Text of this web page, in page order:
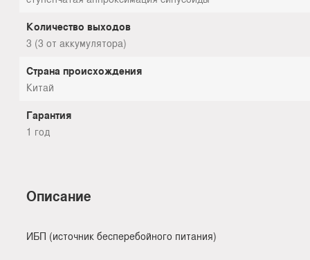
Количество выходов
3 (3 от аккумулятора)
Страна происхождения
Китай
Гарантия
1 год
Описание
ИБП (источник бесперебойного питания)